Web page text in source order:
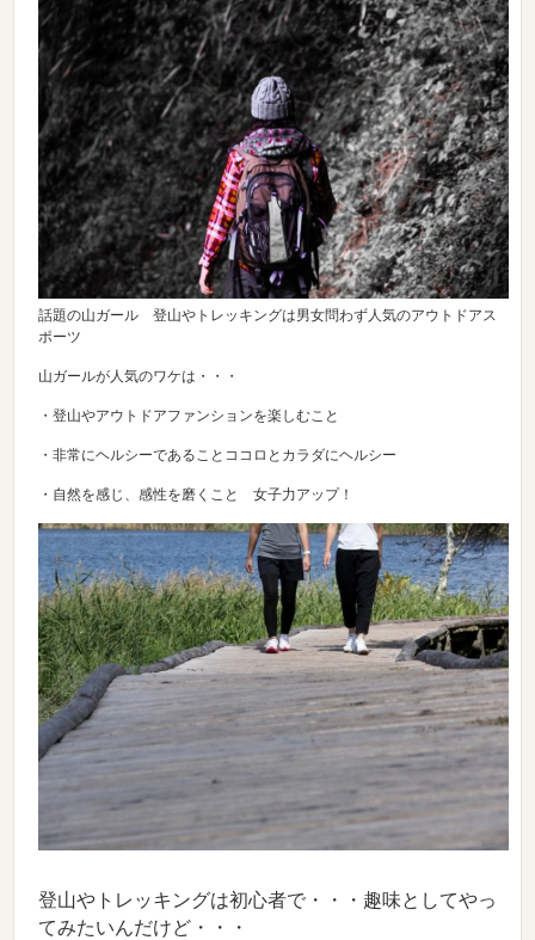
話題の山ガール 登山やトレッキングは男女問わず人気のアウトドアス
ポーツ
山ガールが人気のワケは・・・
・登山やアウトドアファンションを楽しむこと
・非常にヘルシーであることココロとカラダにヘルシー
・自然を感じ、感性を磨くこと 女子力アップ！
登山やトレッキングは初心者で・・・趣味としてやっ
てみたいんだけど・・・